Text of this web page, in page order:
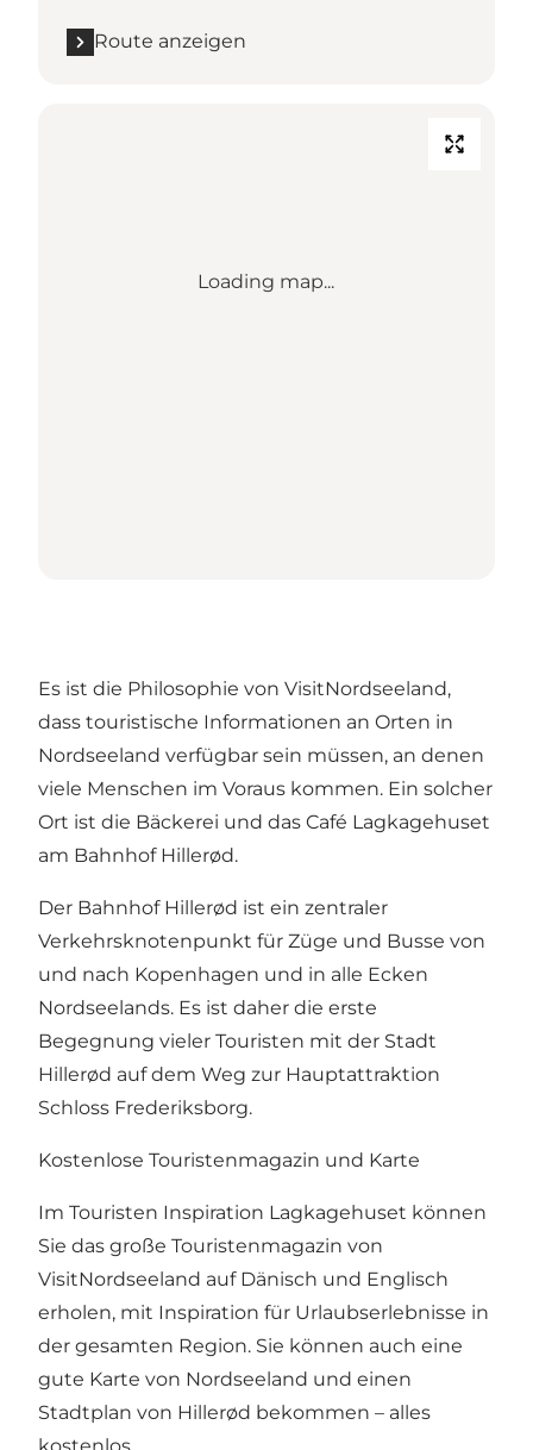
Route anzeigen
Loading map...
Es ist die Philosophie von VisitNordseeland,
dass touristische Informationen an Orten in
Nordseeland verfügbar sein müssen, an denen
viele Menschen im Voraus kommen. Ein solcher
Ort ist die Bäckerei und das Café Lagkagehuset
am Bahnhof Hillerød.
Der Bahnhof Hillerød ist ein zentraler
Verkehrsknotenpunkt für Züge und Busse von
und nach Kopenhagen und in alle Ecken
Nordseelands. Es ist daher die erste
Begegnung vieler Touristen mit der Stadt
Hillerød auf dem Weg zur Hauptattraktion
Schloss Frederiksborg.
Kostenlose Touristenmagazin und Karte
Im Touristen Inspiration Lagkagehuset können
Sie das große Touristenmagazin von
VisitNordseeland auf Dänisch und Englisch
erholen, mit Inspiration für Urlaubserlebnisse in
der gesamten Region. Sie können auch eine
gute Karte von Nordseeland und einen
Stadtplan von Hillerød bekommen – alles
kostenlos.